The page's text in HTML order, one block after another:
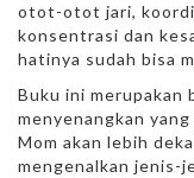
otot-otot jari,
konsentrasi dan
hatinya sudah bisa
Buku ini merupakan
menyenangkan
Mom akan lebih
mengenalkan jenis-